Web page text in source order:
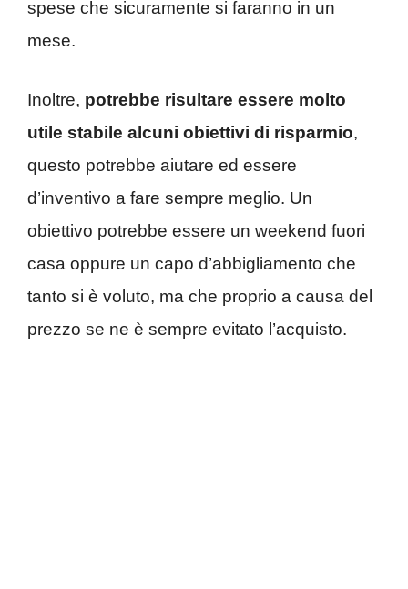
spese che sicuramente si faranno in un
mese.
Inoltre, potrebbe risultare essere molto
utile stabile alcuni obiettivi di risparmio,
questo potrebbe aiutare ed essere
d’inventivo a fare sempre meglio. Un
obiettivo potrebbe essere un weekend fuori
casa oppure un capo d’abbigliamento che
tanto si è voluto, ma che proprio a causa del
prezzo se ne è sempre evitato l’acquisto.